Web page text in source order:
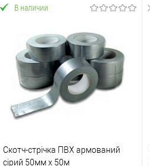
В наличии
Скотч-стрічка ПВХ армований
сірий 50мм х 50м